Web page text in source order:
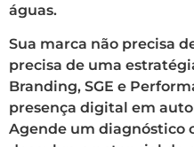
águas.
Sua marca não precisa
precisa de uma
Branding, SGE e
presença digital em
Agende um diagnóstico